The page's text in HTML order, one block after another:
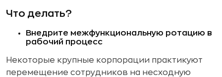
Что делать?
Внедрите межфункциональную ротацию в
рабочий процесс
Некоторые крупные корпорации практикуют
перемещение сотрудников на несходную